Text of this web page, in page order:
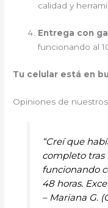
calidad y
Entrega con
funcionando al
Tu celular está en
Opiniones de nuestros
“Creí que
completo tras
funcionando
48 horas.
– Mariana G.